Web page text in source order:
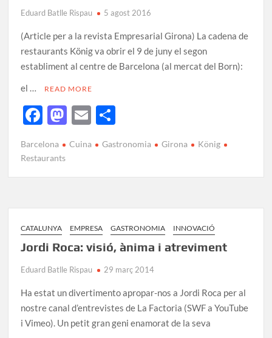
Eduard Batlle Rispau 5 agost 2016
(Article per a la revista Empresarial Girona) La cadena de
restaurants König va obrir el 9 de juny el segon
establiment al centre de Barcelona (al mercat del Born):
el …
READ MORE
F
e
b
o
k
M
to
d
n
E
ail m
p
te
ix
Barcelona Cuina Gastronomia Girona
König
Restaurants
CATALUNYA EMPRESA GASTRONOMIA INNOVACIÓ
Jordi Roca: visió, ànima i atreviment
Eduard Batlle Rispau 29 març 2014
Ha estat un divertimento apropar-nos a Jordi Roca per al
nostre canal d’entrevistes de La Factoria (SWF a YouTube
i Vimeo). Un petit gran geni enamorat de la seva